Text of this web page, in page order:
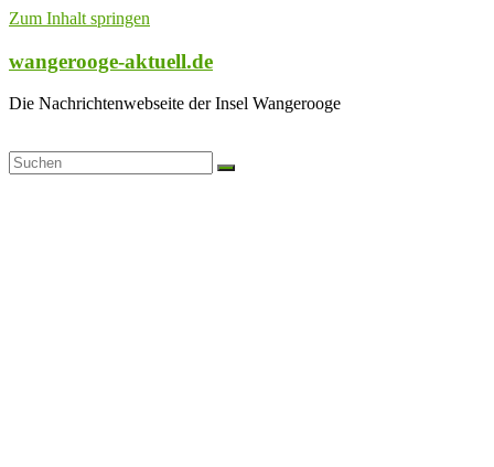
Zum Inhalt springen
wangerooge-aktuell.de
Die Nachrichtenwebseite der Insel Wangerooge